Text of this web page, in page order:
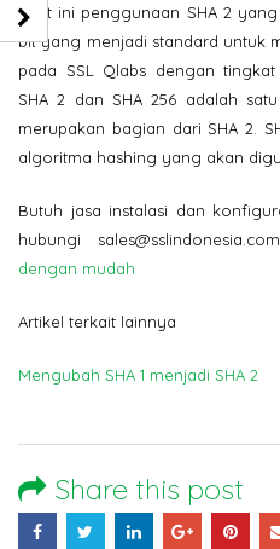
Saat ini penggunaan SHA 2
bit yang menjadi standard untuk
pada SSL Qlabs dengan
SHA 2 dan SHA 256 adalah
merupakan bagian dari SHA 2.
algoritma hashing yang akan
Butuh jasa instalasi dan
hubungi
dengan mudah
Artikel terkait lainnya
Mengubah SHA 1 menjadi SHA 2
Share this post